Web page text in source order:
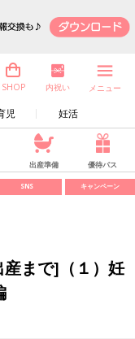
児 妊活
SHOP 内祝い メニュー
出産準備 優待パス
SNS キャンペーン
まで]（１）妊